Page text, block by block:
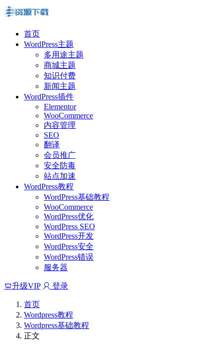
首页
WordPress主题
多用途主题
商城主题
知识付费
新闻主题
WordPress插件
Elementor
WooCommerce
内容管理
SEO
翻译
会员推广
安全防毒
站点加速
WordPress教程
WordPress基础教程
WooCommerce
WordPress优化
WordPress SEO
WordPress开发
WordPress安全
WordPress错误
服务器
升级VIP 登录
首页
Wordpress教程
Wordpress基础教程
正文